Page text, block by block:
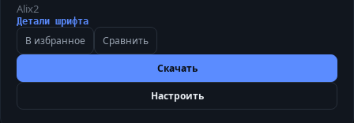
Alix2
Детали шрифта
В избранное Сравнить
Скачать
Настроить